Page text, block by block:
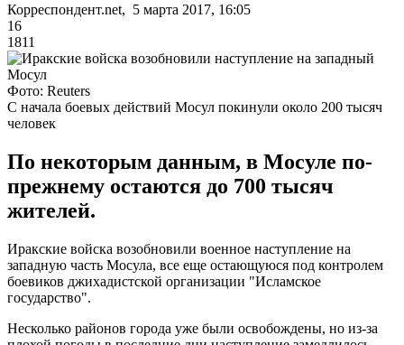
Корреспондент.net, 5 марта 2017, 16:05
16
1811
Фото: Reuters
С начала боевых действий Мосул покинули около 200 тысяч
человек
По некоторым данным, в Мосуле по-
прежнему остаются до 700 тысяч
жителей.
Иракские войска возобновили военное наступление на
западную часть Мосула, все еще остающуюся под контролем
боевиков джихадистской организации "Исламское
государство".
Несколько районов города уже были освобождены, но из-за